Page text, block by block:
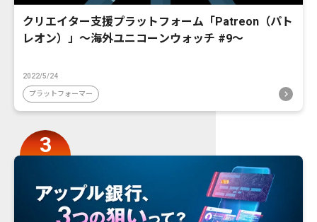
クリエイター支援プラットフォーム「Patreon（パト
レオン）」〜海外ユニコーンウォッチ #9〜
2022/5/24
プラットフォーマー